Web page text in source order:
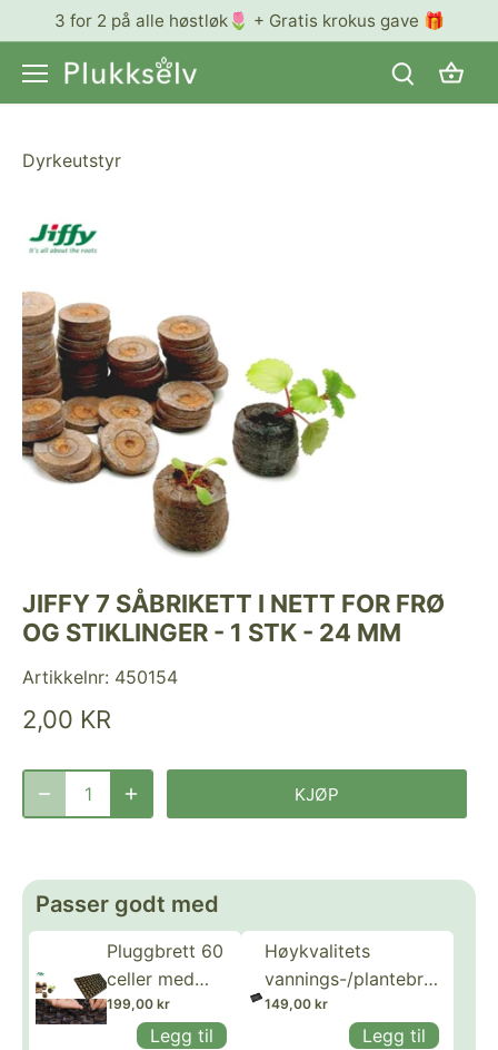
til
innhold
3 for 2 på alle høstløk🌷 + Gratis krokus gave 🎁
Dyrkeutstyr
JIFFY 7 SÅBRIKETT I NETT FOR FRØ
OG STIKLINGER - 1 STK - 24 MM
Artikkelnr: 450154
2,00 KR
KJØP
Passer godt med
Pluggbrett 60
celler med
Jiffy 7
såbriketter 33
199,00 kr
Legg til
Høykvalitets
vannings-/plantebrett
stort standard u/ hull
- 58 x 40 x H7CM
149,00 kr
Legg til